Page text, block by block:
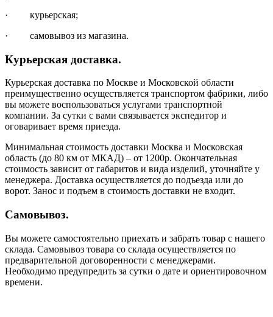
· курьерская;
· самовывоз из магазина.
Курьерская доставка.
Курьерская доставка по Москве и Московской области
преимущественно осуществляется транспортом фабрики, либо
вы можете воспользоваться услугами транспортной
компании. За сутки с вами связывается экспедитор и
оговаривает время приезда.
Минимальная стоимость доставки Москва и Московская
область (до 80 км от МКАД) – от 1200р. Окончательная
стоимость зависит от габаритов и вида изделий, уточняйте у
менеджера. Доставка осуществляется до подъезда или до
ворот. Занос и подъем в стоимость доставки не входит.
Самовывоз.
Вы можете самостоятельно приехать и забрать товар с нашего
склада. Самовывоз товара со склада осуществляется по
предварительной договоренности с менеджерами.
Необходимо предупредить за сутки о дате и ориентировочном
времени.